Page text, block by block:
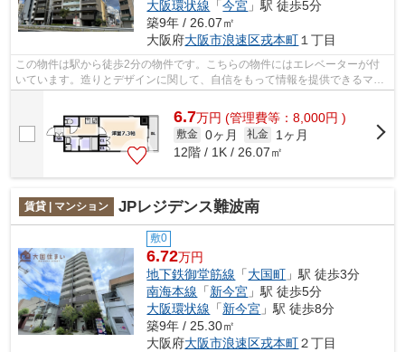
大阪環状線 「今宮 」駅 徒歩5分
築9年 / 26.07㎡
大阪府大阪市浪速区戎本町１丁目
この物件は駅から徒歩2分の物件です。こちらの物件にはエレベーターが付
いています。造りとデザインに関して、自信をもって情報を提供できるマン
6.7万円 (管理費等：8,000円 )
敷金 0ヶ月 礼金
1ヶ月
12階 / 1K / 26.07㎡
賃貸 | マンション JPレジデンス難波南
敷0
6.72万円
地下鉄御堂筋線 「大国町 」駅 徒歩3分
南海本線 「新今宮 」駅 徒歩5分
大阪環状線 「新今宮 」駅 徒歩8分
築9年 / 25.30㎡
大阪府大阪市浪速区戎本町２丁目